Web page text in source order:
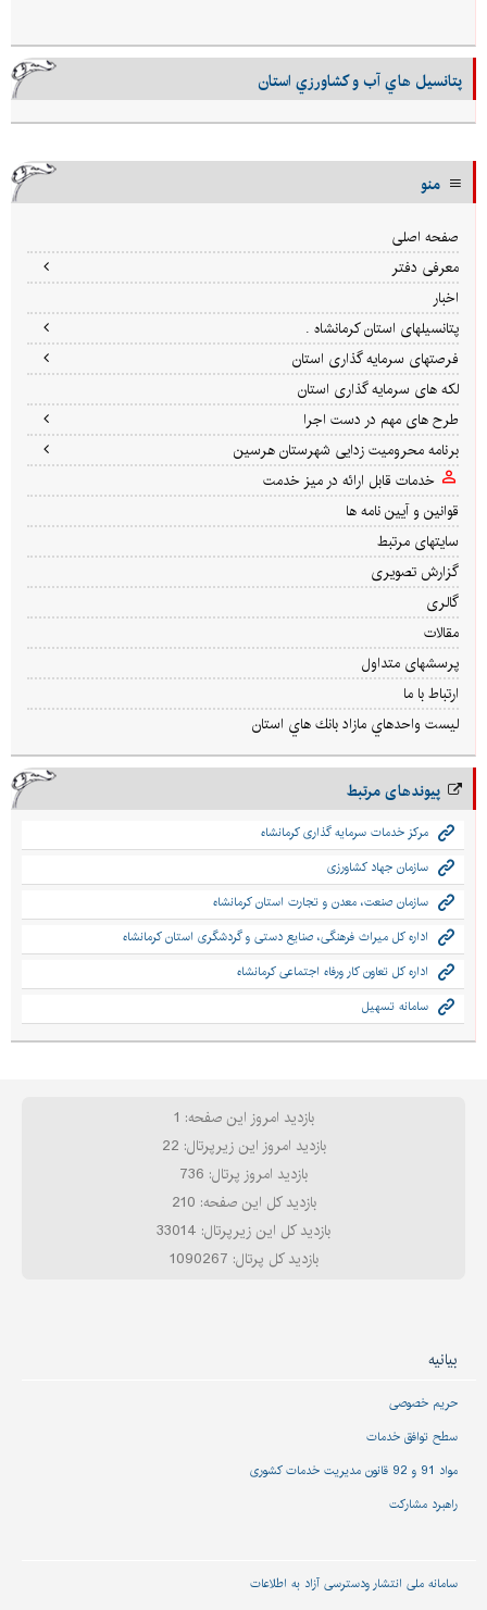
پتانسيل هاي آب و كشاورزي استان
منو
صفحه اصلی
معرفی دفتر
اخبار
پتانسیلهای استان کرمانشاه .
فرصتهای سرمایه گذاری استان
لکه های سرمایه گذاری استان
طرح های مهم در دست اجرا
برنامه محرومیت زدایی شهرستان هرسین
خدمات قابل ارائه در میز خدمت
قوانین و آیین نامه ها
سایتهای مرتبط
گزارش تصویری
گالری
مقالات
پرسشهای متداول
ارتباط با ما
ليست واحدهاي مازاد بانك هاي استان
پیوندهای مرتبط
مرکز خدمات سرمایه گذاری کرمانشاه
سازمان جهاد کشاورزی
سازمان صنعت، معدن و تجارت استان کرمانشاه
اداره کل میراث فرهنگی، صنایع دستی و گردشگری استان کرمانشاه
اداره کل تعاون کار ورفاه اجتماعی کرمانشاه
سامانه تسهیل
بازدید امروز این صفحه: 1
بازدید امروز این زیرپرتال: 22
بازدید امروز پرتال: 736
بازدید کل این صفحه: 210
بازدید کل این زیرپرتال: 33014
بازدید کل پرتال: 1090267
بیانیه
حریم خصوصی
سطح توافق خدمات
مواد 91 و 92 قانون مدیریت خدمات کشوری
راهبرد مشارکت
سامانه ملی انتشار و‌دسترسی آزاد به اطلاعات